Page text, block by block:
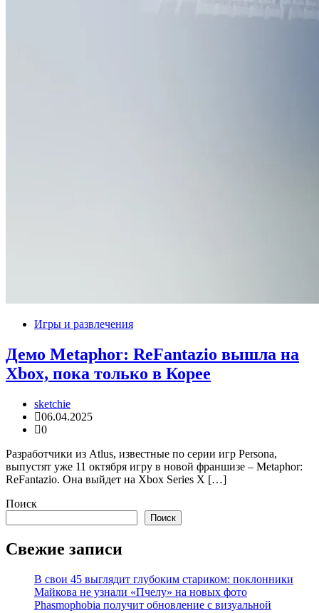
Игры и развлечения
Демо Metaphor: ReFantazio вышла на
Xbox, пока только в Корее
sketchie
06.04.2025
0
Разработчики из Atlus, известные по серии игр Persona,
выпустят уже 11 октября игру в новой франшизе – Metaphor:
ReFantazio. Она выйдет на Xbox Series X […]
Поиск
Поиск
Свежие записи
В свои 45 выглядит глубоким стариком: поклонники
Майкова не узнали «Пчелу» на новых фото
Phasmophobia получит обновление с визуальной